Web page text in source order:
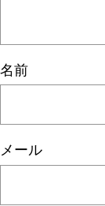
名前
メール